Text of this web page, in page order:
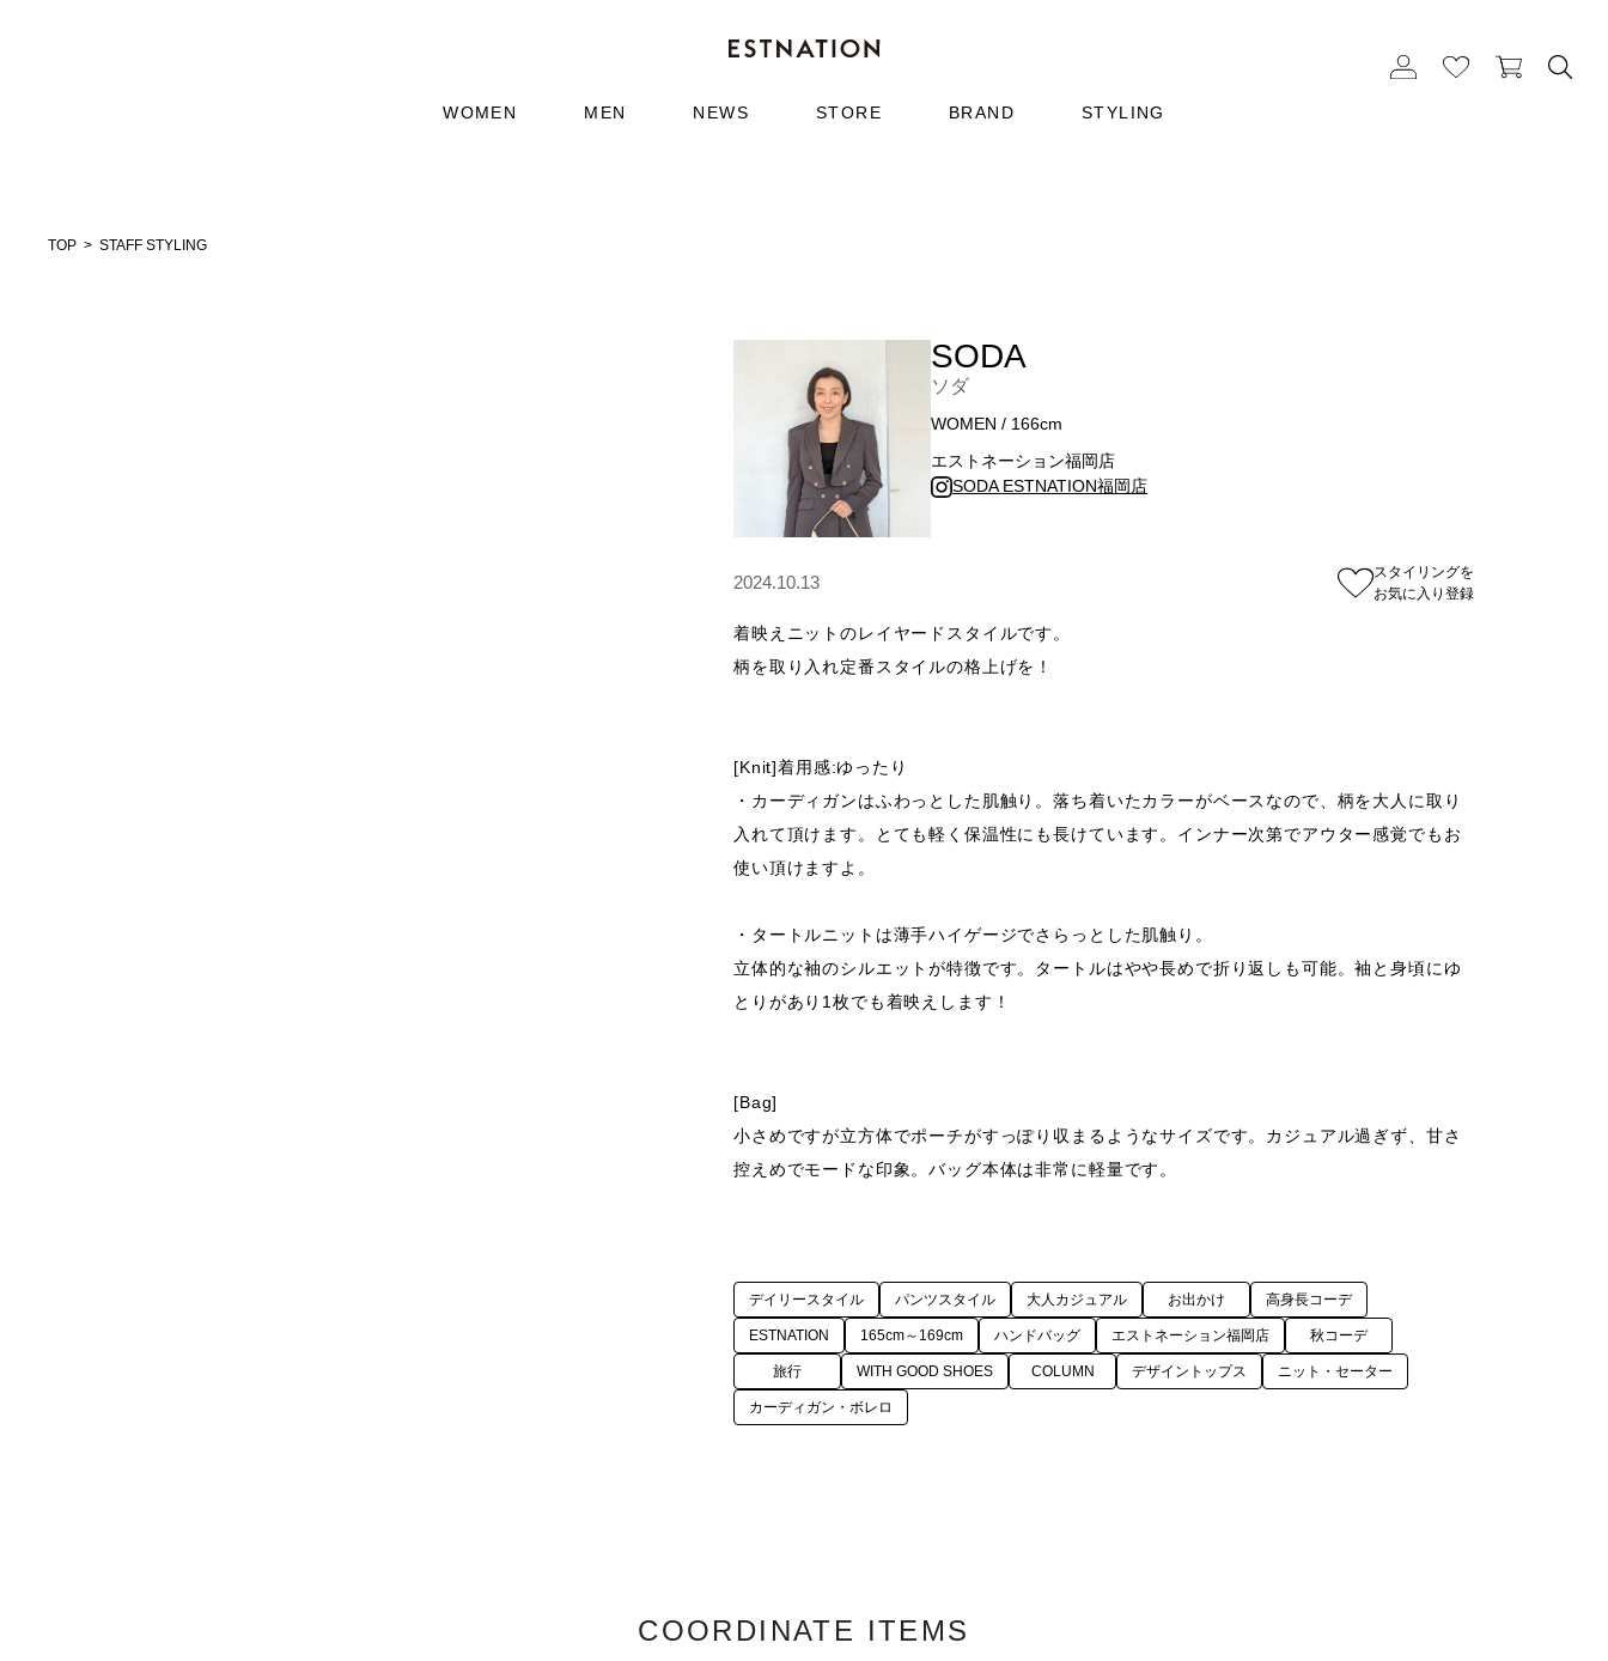
WOMEN MEN NEWS STORE BRAND STYLING
TOP STAFF STYLING
SODA
ソダ
WOMEN / 166cm
エストネーション福岡店
SODA ESTNATION福岡店
スタイリングを
お気に入り登録
2024.10.13
着映えニットのレイヤードスタイルです。
柄を取り入れ定番スタイルの格上げを！
[Knit]着用感:ゆったり
・カーディガンはふわっとした肌触り。落ち着いたカラーがベースなので、柄を大人に取り
入れて頂けます。とても軽く保温性にも長けています。インナー次第でアウター感覚でもお
使い頂けますよ。
・タートルニットは薄手ハイゲージでさらっとした肌触り。
立体的な袖のシルエットが特徴です。タートルはやや長めで折り返しも可能。袖と身頃にゆ
とりがあり1枚でも着映えします！
[Bag]
小さめですが立方体でポーチがすっぽり収まるようなサイズです。カジュアル過ぎず、甘さ
控えめでモードな印象。バッグ本体は非常に軽量です。
デイリースタイル パンツスタイル 大人カジュアル お出かけ 高身長コーデ
ESTNATION 165cm～169cm ハンドバッグ エストネーション福岡店 秋コーデ
旅行 WITH GOOD SHOES COLUMN デザイントップス ニット・セーター
カーディガン・ボレロ
COORDINATE ITEMS